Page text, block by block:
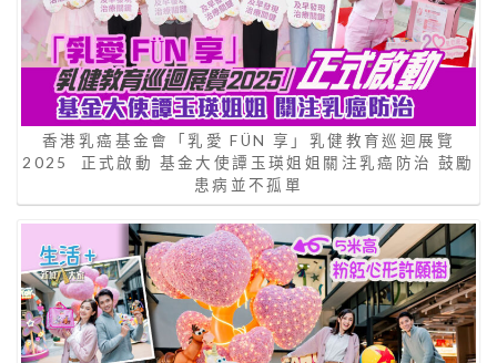
香港乳癌基金會「乳愛 FÜN 享」乳健教育巡迴展覽
2025 正式啟動 基金大使譚玉瑛姐姐關注乳癌防治 鼓勵
患病並不孤單